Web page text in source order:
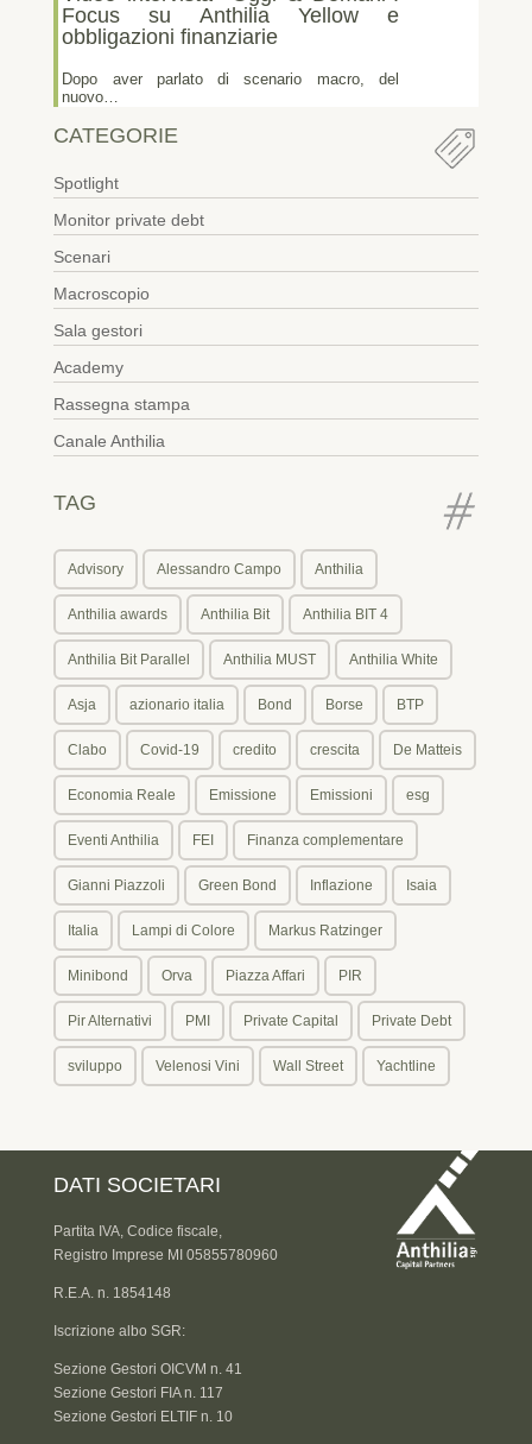
Focus su Anthilia Yellow e
obbligazioni finanziarie
Dopo aver parlato di scenario macro, del
nuovo…
CATEGORIE
Spotlight
Monitor private debt
Scenari
Macroscopio
Sala gestori
Academy
Rassegna stampa
Canale Anthilia
TAG
Advisory Alessandro Campo Anthilia
Anthilia awards Anthilia Bit Anthilia BIT 4
Anthilia Bit Parallel Anthilia MUST Anthilia White
Asja azionario italia Bond Borse BTP
Clabo Covid-19 credito crescita De Matteis
Economia Reale Emissione Emissioni esg
Eventi Anthilia FEI Finanza complementare
Gianni Piazzoli Green Bond Inflazione Isaia
Italia Lampi di Colore Markus Ratzinger
Minibond Orva Piazza Affari PIR
Pir Alternativi PMI Private Capital Private Debt
sviluppo Velenosi Vini Wall Street Yachtline
DATI SOCIETARI
Partita IVA, Codice fiscale,
Registro Imprese MI 05855780960
R.E.A. n. 1854148
Iscrizione albo SGR:
Sezione Gestori OICVM n. 41
Sezione Gestori FIA n. 117
Sezione Gestori ELTIF n. 10